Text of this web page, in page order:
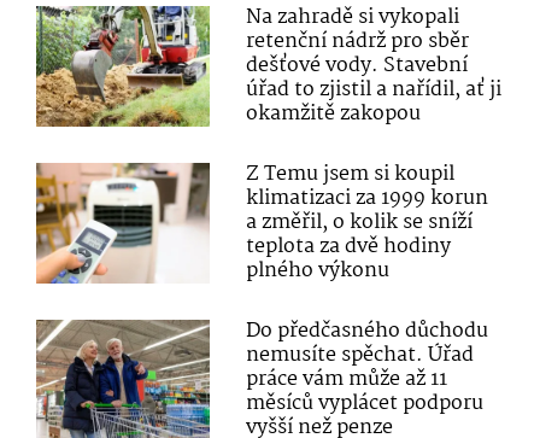
Na zahradě si vykopali
retenční nádrž pro sběr
dešťové vody. Stavební
úřad to zjistil a nařídil, ať ji
okamžitě zakopou
Z Temu jsem si koupil
klimatizaci za 1999 korun
a změřil, o kolik se sníží
teplota za dvě hodiny
plného výkonu
Do předčasného důchodu
nemusíte spěchat. Úřad
práce vám může až 11
měsíců vyplácet podporu
vyšší než penze